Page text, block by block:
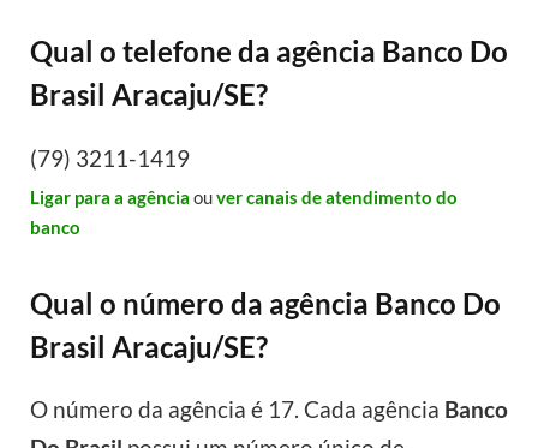
Qual o telefone da agência Banco Do
Brasil Aracaju/SE?
(79) 3211-1419
Ligar para a agência ouver canais de atendimento do
banco
Qual o número da agência Banco Do
Brasil Aracaju/SE?
O número da agência é 17. Cada agência Banco